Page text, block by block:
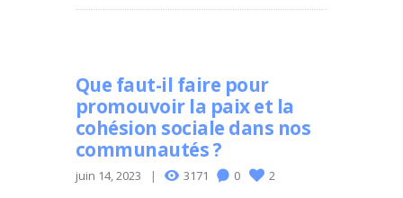
Que faut-il faire pour
promouvoir la paix et la
cohésion sociale dans nos
communautés ?
juin 14, 2023 3171 0 2